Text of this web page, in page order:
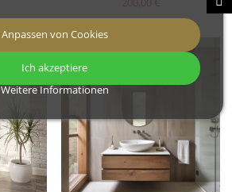
Weitere Informationen
Anpassen von Cookies
Ich akzeptiere